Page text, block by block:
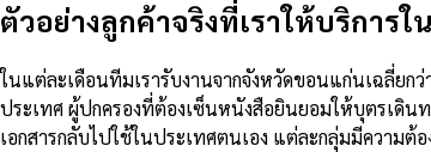
ตัวอย่างลูกค้าจริงที่เราให้บริการ
ในแต่ละเดือนทีมเรารับงานจากจังหวัดขอนแก่นเฉลี่ย
ประเทศ ผู้ปกครองที่ต้องเซ็นหนังสือยินยอมให้บุตรเดิน
เอกสารกลับไปใช้ในประเทศตนเอง แต่ละกลุ่มมีความต้